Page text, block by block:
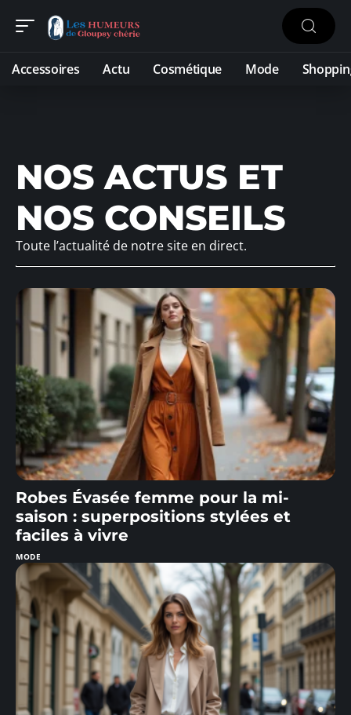
Accessoires Actu Cosmétique Mode
NOS ACTUS ET
NOS CONSEILS
Toute l’actualité de notre site en direct.
Robes Évasée femme pour la mi-
saison : superpositions stylées et
faciles à vivre
MODE